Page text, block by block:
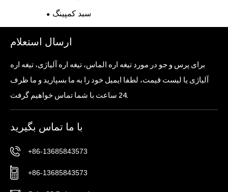
سبد کمپینگ
ارسال استعلام
برای پرس و جو در مورد تیغه اره الماس، تیغه اره آلیاژی، تیغه اره
آلیاژی یا لیست قیمت، لطفا ایمیل خود را به ما بسپارید و ما ظرف
24 ساعت با شما تماس خواهیم گرفت.
با ما تماس بگیرید
+86-13685843573
+86-13685843573